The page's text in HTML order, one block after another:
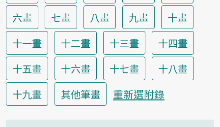
六畫
七畫 八畫 九畫
十畫
十一畫
十二畫 十三畫
十四畫
十五畫
十六畫 十七畫
十八畫
十九畫
其他筆畫 重新選附錄